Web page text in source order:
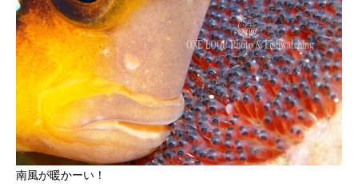
南風が暖かーい！